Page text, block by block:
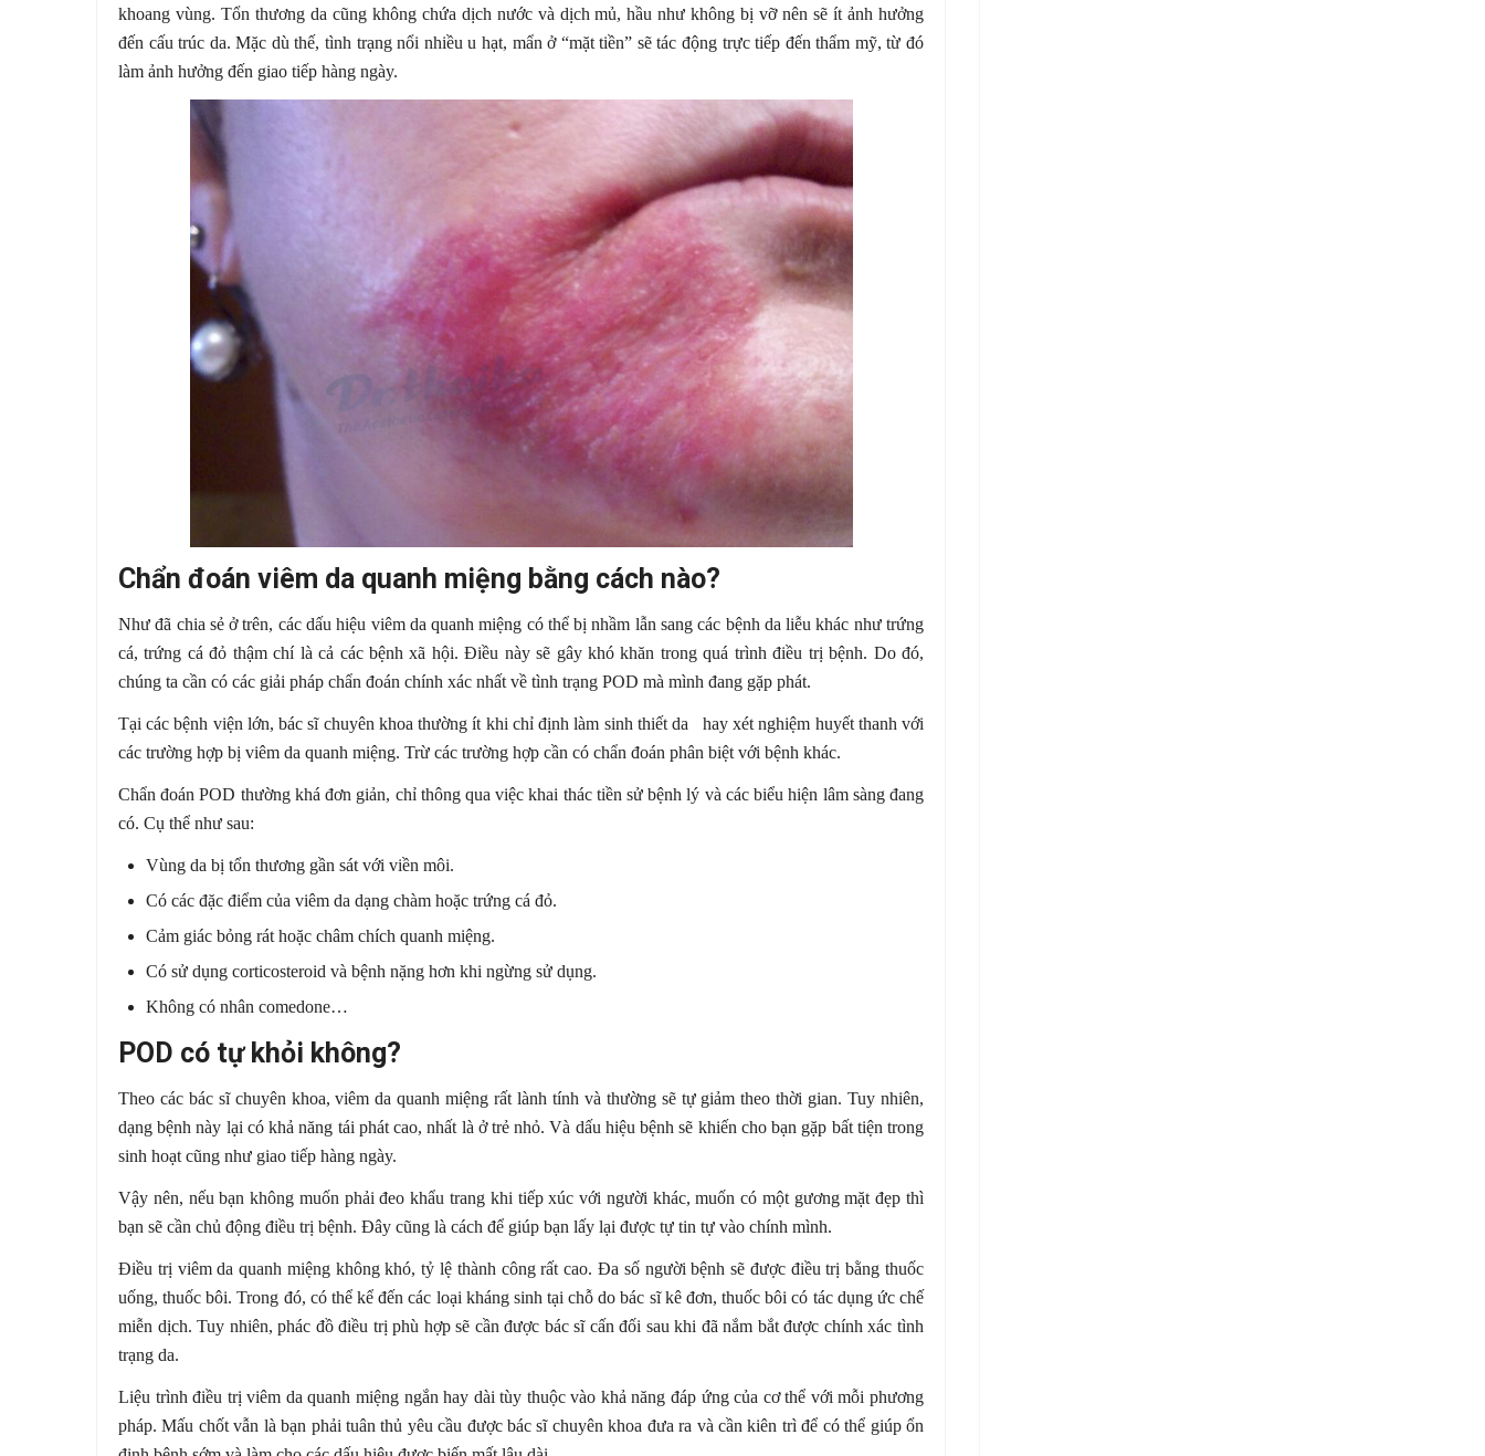
khoang vùng. Tổn thương da cũng không chứa dịch nước và dịch mủ, hầu như không bị vỡ nên sẽ ít ảnh hưởng
đến cấu trúc da. Mặc dù thế, tình trạng nổi nhiều u hạt, mẩn ở “mặt tiền” sẽ tác động trực tiếp đến thẩm mỹ, từ đó
làm ảnh hưởng đến giao tiếp hàng ngày.
Chẩn đoán viêm da quanh miệng bằng cách nào?
Như đã chia sẻ ở trên, các dấu hiệu viêm da quanh miệng có thể bị nhầm lẫn sang các bệnh da liễu khác như trứng
cá, trứng cá đỏ thậm chí là cả các bệnh xã hội. Điều này sẽ gây khó khăn trong quá trình điều trị bệnh. Do đó,
chúng ta cần có các giải pháp chẩn đoán chính xác nhất về tình trạng POD mà mình đang gặp phát.
Tại các bệnh viện lớn, bác sĩ chuyên khoa thường ít khi chỉ định làm sinh thiết da hay xét nghiệm huyết thanh với
các trường hợp bị viêm da quanh miệng. Trừ các trường hợp cần có chẩn đoán phân biệt với bệnh khác.
Chẩn đoán POD thường khá đơn giản, chỉ thông qua việc khai thác tiền sử bệnh lý và các biểu hiện lâm sàng đang
có. Cụ thể như sau:
Vùng da bị tổn thương gần sát với viền môi.
Có các đặc điểm của viêm da dạng chàm hoặc trứng cá đỏ.
Cảm giác bỏng rát hoặc châm chích quanh miệng.
Có sử dụng corticosteroid và bệnh nặng hơn khi ngừng sử dụng.
Không có nhân comedone…
POD có tự khỏi không?
Theo các bác sĩ chuyên khoa, viêm da quanh miệng rất lành tính và thường sẽ tự giảm theo thời gian. Tuy nhiên,
dạng bệnh này lại có khả năng tái phát cao, nhất là ở trẻ nhỏ. Và dấu hiệu bệnh sẽ khiến cho bạn gặp bất tiện trong
sinh hoạt cũng như giao tiếp hàng ngày.
Vậy nên, nếu bạn không muốn phải đeo khẩu trang khi tiếp xúc với người khác, muốn có một gương mặt đẹp thì
bạn sẽ cần chủ động điều trị bệnh. Đây cũng là cách để giúp bạn lấy lại được tự tin tự vào chính mình.
Điều trị viêm da quanh miệng không khó, tỷ lệ thành công rất cao. Đa số người bệnh sẽ được điều trị bằng thuốc
uống, thuốc bôi. Trong đó, có thể kể đến các loại kháng sinh tại chỗ do bác sĩ kê đơn, thuốc bôi có tác dụng ức chế
miễn dịch. Tuy nhiên, phác đồ điều trị phù hợp sẽ cần được bác sĩ cấn đối sau khi đã nắm bắt được chính xác tình
trạng da.
Liệu trình điều trị viêm da quanh miệng ngắn hay dài tùy thuộc vào khả năng đáp ứng của cơ thể với mỗi phương
pháp. Mấu chốt vẫn là bạn phải tuân thủ yêu cầu được bác sĩ chuyên khoa đưa ra và cần kiên trì để có thể giúp ổn